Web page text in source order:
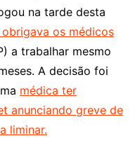
na tarde desta
os médicos
a trabalhar mesmo
A decisão foi
médica ter
anunciando greve de
liminar.